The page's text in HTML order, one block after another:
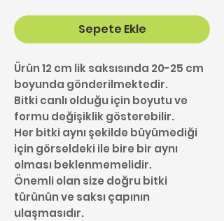
Sepete Ekle
Ürün 12 cm lik saksısında 20-25 cm
boyunda gönderilmektedir.
Bitki canlı olduğu için boyutu ve
formu değişiklik gösterebilir.
Her bitki aynı şekilde büyümediği
için görseldeki ile bire bir aynı
olması beklenmemelidir.
Önemli olan size doğru bitki
türünün ve saksı çapının
ulaşmasıdır.